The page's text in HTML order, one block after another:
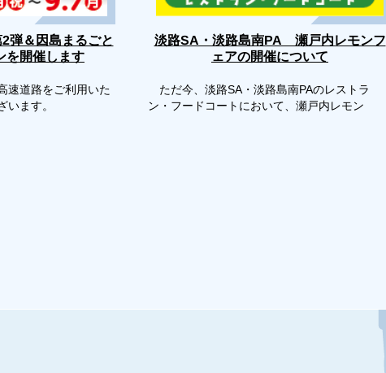
弾＆因島まるごと
を開催します
道路をご利用いた
います。
淡路SA・淡路島南PA 瀬戸内レモンフ
ェアの開催について
ただ今、淡路SA・淡路島南PAのレストラ
ン・フードコートにおいて、瀬戸内レモン